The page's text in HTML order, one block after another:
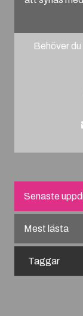
Behöver
Senaste
Mest lästa
Taggar